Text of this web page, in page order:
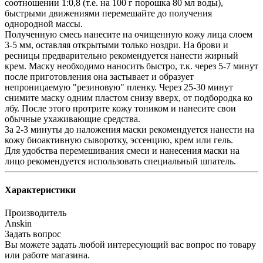
соотношении 1:0,8 (т.е. на 100 г порошка 80 мл воды),
быстрыми движениями перемешайте до получения
однородной массы.
Полученную смесь нанесите на очищенную кожу лица слоем
3-5 мм, оставляя открытыми только ноздри. На брови и
ресницы предварительно рекомендуется нанести жирный
крем. Маску необходимо наносить быстро, т.к. через 5-7 минут
после приготовления она застывает и образует
непроницаемую "резиновую" пленку. Через 25-30 минут
снимите маску одним пластом снизу вверх, от подбородка ко
лбу. После этого протрите кожу тоником и нанесите свои
обычные ухаживающие средства.
За 2-3 минуты до наложения маски рекомендуется нанести на
кожу биоактивную сыворотку, эссенцию, крем или гель.
Для удобства перемешивания смеси и нанесения маски на
лицо рекомендуется использовать специальный шпатель.
Характеристики
Производитель
Anskin
Задать вопрос
Вы можете задать любой интересующий вас вопрос по товару
или работе магазина.